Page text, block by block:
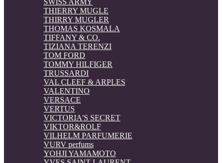
SWISS ARMY
THIERRY MUGLE
THIRRY MUGLER
THOMAS KOSMALA
TIFFANY & CO.
TIZIANA TERENZI
TOM FORD
TOMMY HILFIGER
TRUSSARDI
VAL CLEEF & ARPLES
VALENTINO
VERSACE
VERTUS
VICTORIA'S SECRET
VIKTOR&ROLF
VILHELM PARFUMERIE
VURV perfums
YOHJI YAMAMOTO